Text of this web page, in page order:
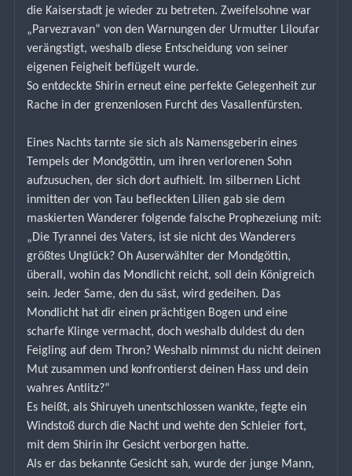
die Kaiserstadt je wieder zu betreten. Zweifelsohne war
„Parvezravan“ von den Warnungen der Urmutter Liloufar
verängstigt, weshalb diese Entscheidung von seiner
eigenen Feigheit beflügelt wurde.
So entdeckte Shirin erneut eine perfekte Gelegenheit zur
Rache in der grenzenlosen Furcht des Vasallenfürsten.
Eines Nachts tarnte sie sich als Namensgeberin eines
Tempels der Mondgöttin, um ihren verlorenen Sohn
aufzusuchen, der sich dort aufhielt. Im silbernen Licht
inmitten der von Tau befleckten Lilien gab sie dem
maskierten Wanderer folgende falsche Prophezeiung mit:
„Die Tyrannei des Vaters, ist sie nicht des Wanderers
größtes Unglück? Oh Auserwählter der Mondgöttin,
überall, wohin das Mondlicht reicht, soll dein Königreich
sein. Jeder Same, den du säst, wird gedeihen. Das
Mondlicht hat dir einen prächtigen Bogen und eine
scharfe Klinge vermacht, doch weshalb duldest du den
Feigling auf dem Thron? Weshalb nimmst du nicht deinen
Mut zusammen und konfrontierst deinen Hass und dein
wahres Antlitz?“
Es heißt, als Shiruyeh unentschlossen wankte, fegte ein
Windstoß durch die Nacht und wehte den Schleier fort,
mit dem Shirin ihr Gesicht verborgen hatte.
Als er das bekannte Gesicht sah, wurde der junge Mann,